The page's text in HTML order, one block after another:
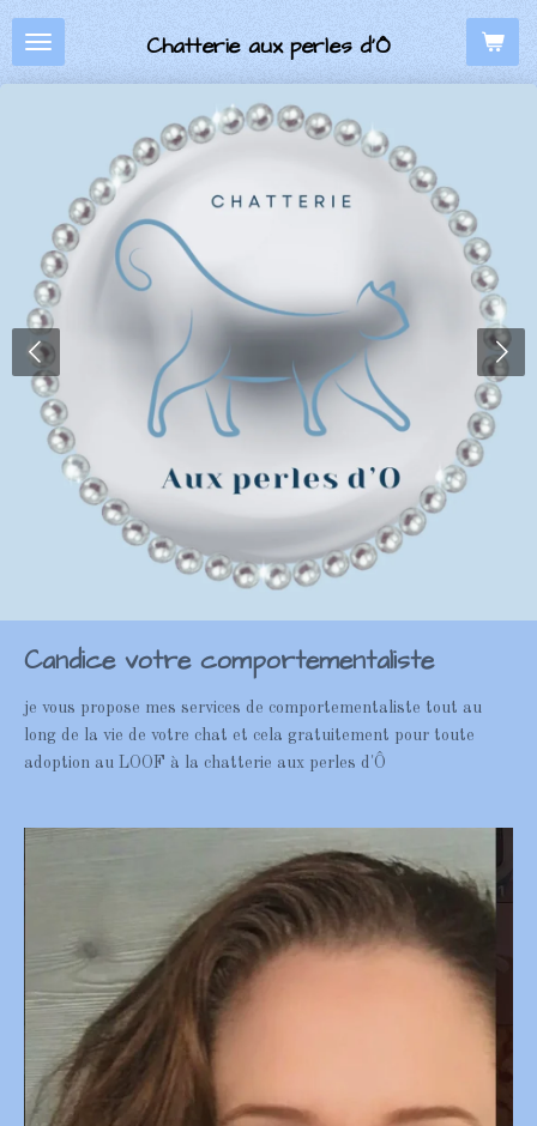
Passer
au
contenu
Chatterie aux perles d’Ô
Candice votre comportementaliste
je vous propose mes services de comportementaliste tout au
long de la vie de votre chat et cela gratuitement pour toute
adoption au LOOF à la chatterie aux perles d'Ô